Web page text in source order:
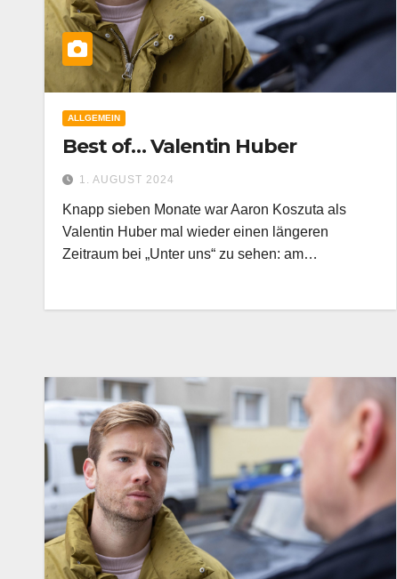
ALLGEMEIN
Best of… Valentin Huber
1. AUGUST 2024
Knapp sieben Monate war Aaron Koszuta als
Valentin Huber mal wieder einen längeren
Zeitraum bei „Unter uns“ zu sehen: am…